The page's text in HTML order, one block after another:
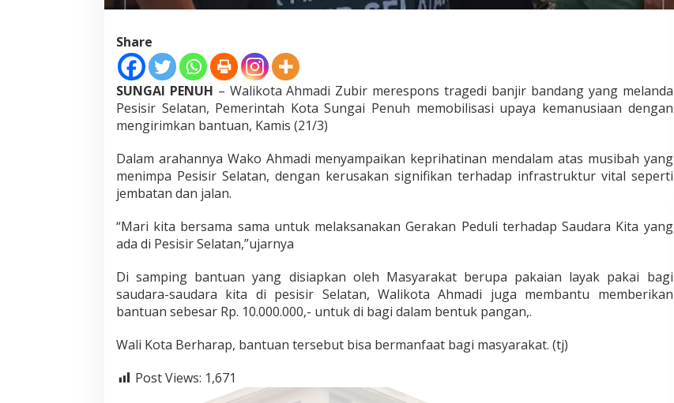
B
d
P
S
t
a
n
Share
SUNGAI PENUH – Walikota Ahmadi Zubir merespons tragedi banjir bandang yang melanda
Pesisir Selatan, Pemerintah Kota Sungai Penuh memobilisasi upaya kemanusiaan dengan
mengirimkan bantuan, Kamis (21/3)
Dalam arahannya Wako Ahmadi menyampaikan keprihatinan mendalam atas musibah yang
menimpa Pesisir Selatan, dengan kerusakan signifikan terhadap infrastruktur vital seperti
jembatan dan jalan.
“Mari kita bersama sama untuk melaksanakan Gerakan Peduli terhadap Saudara Kita yang
ada di Pesisir Selatan,”ujarnya
Di samping bantuan yang disiapkan oleh Masyarakat berupa pakaian layak pakai bagi
saudara-saudara kita di pesisir Selatan, Walikota Ahmadi juga membantu memberikan
bantuan sebesar Rp. 10.000.000,- untuk di bagi dalam bentuk pangan,.
Wali Kota Berharap, bantuan tersebut bisa bermanfaat bagi masyarakat. (tj)
Post Views: 1,671